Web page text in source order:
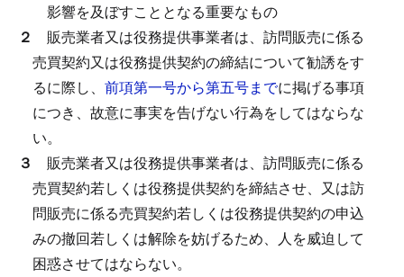
影響を及ぼすこととなる重要なもの
２ 販売業者又は役務提供事業者は、訪問販売に係る
売買契約又は役務提供契約の締結について勧誘をす
るに際し、 前項第一号から第五号までに掲げる事項
につき、故意に事実を告げない行為をしてはならな
い。
３ 販売業者又は役務提供事業者は、訪問販売に係る
売買契約若しくは役務提供契約を締結させ、又は訪
問販売に係る売買契約若しくは役務提供契約の申込
みの撤回若しくは解除を妨げるため、人を威迫して
困惑させてはならない。